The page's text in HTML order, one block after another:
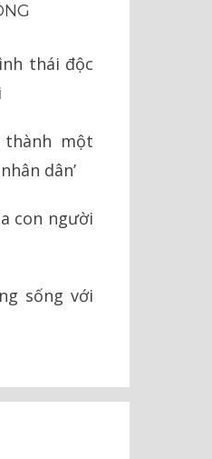
thái độc
một
dân’
con người
sống với